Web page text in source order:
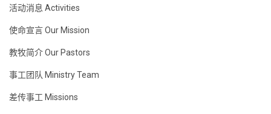
活动消息 Activities
使命宣言 Our Mission
教牧简介 Our Pastors
事工团队 Ministry Team
差传事工 Missions